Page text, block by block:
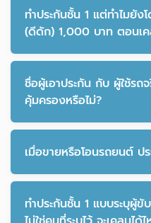
ทำประกันชั้น 1 แต่ทำไมยัง
(ดีดัก) 1,000 บาท ตอนเ
ชื่อผู้เอาประกัน กับ ผู้ใช้รถ
คุ้มครองหรือไม่?
เมื่อขายหรือโอนรถยนต์ ป
ทำประกันชั้น 1 แบบระบุผู้